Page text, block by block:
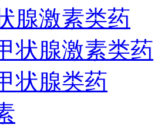
腺激素类药
状腺激素类药
状腺类药